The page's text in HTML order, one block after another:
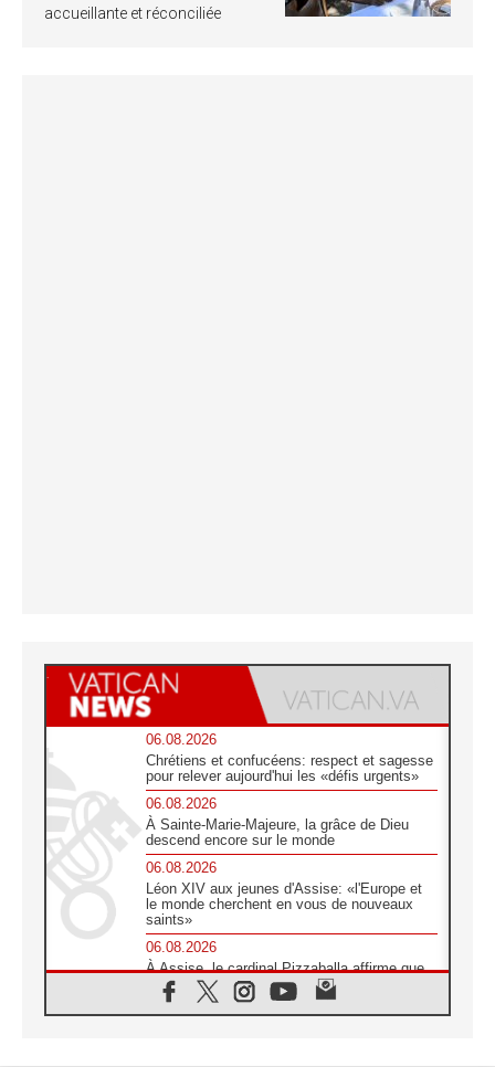
accueillante et réconciliée
06.08.2026
Chrétiens et confucéens: respect et sagesse
pour relever aujourd'hui les «défis urgents»
06.08.2026
À Sainte-Marie-Majeure, la grâce de Dieu
descend encore sur le monde
06.08.2026
Léon XIV aux jeunes d'Assise: «l'Europe et
le monde cherchent en vous de nouveaux
saints»
06.08.2026
À Assise, le cardinal Pizzaballa affirme que
«les chrétiens veulent la paix»
06.08.2026